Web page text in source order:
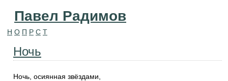
Павел Радимов
Н О П Р С Т
Ночь
Ночь, осиянная звёздами,